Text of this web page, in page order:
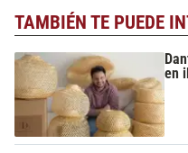
TAMBIÉN TE PUEDE
en